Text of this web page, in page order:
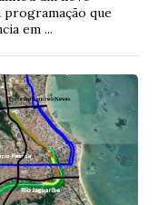
programação que
em ...